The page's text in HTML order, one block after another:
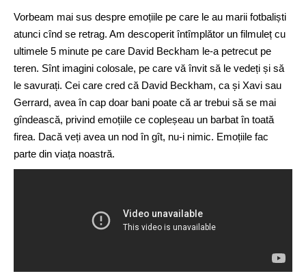
Vorbeam mai sus despre emoțiile pe care le au marii fotbaliști
atunci cînd se retrag. Am descoperit întîmplător un filmuleț cu
ultimele 5 minute pe care David Beckham le-a petrecut pe
teren. Sînt imagini colosale, pe care vă învit să le vedeți și să
le savurați. Cei care cred că David Beckham, ca și Xavi sau
Gerrard, avea în cap doar bani poate că ar trebui să se mai
gîndească, privind emoțiile ce copleșeau un barbat în toată
firea. Dacă veți avea un nod în gît, nu-i nimic. Emoțiile fac
parte din viața noastră.